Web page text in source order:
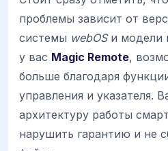
проблемы зависит от
системы webOSи модели
у вас Magic Remote,
больше благодаря
управления и указателя.
архитектуру работы
нарушить гарантию и не